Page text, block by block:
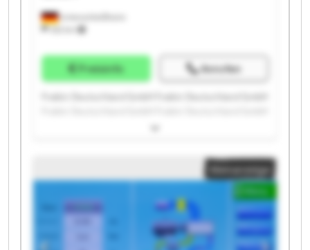
Unterschleißheim
332 km
Preisinfo Anrufen
Fraikin Deutschland GmbH Fraikin Deutschland GmbH
Fraikin Deutschland GmbH Fraikin Deutschland GmbH
Fraikin Deutschland GmbH Fraikin Deutschland GmbH
Fraikin Deutschland GmbH Fraikin Deutschland GmbH
Fraikin Deutschland GmbH Fraikin Deutschland GmbH
Fraikin Deutschland GmbH Fraikin Deutschland GmbH
Fraikin Deutschland GmbH Fraikin Deutschland GmbH
Kleinanzeige